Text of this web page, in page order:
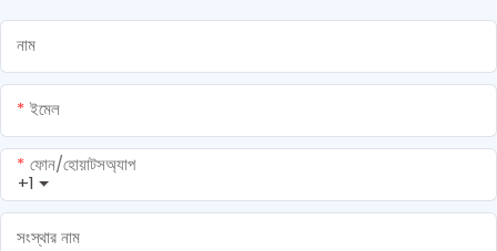
নাম
ইমেল
+1
ফোন/হোয়াটসঅ্যাপ
সংস্থার নাম